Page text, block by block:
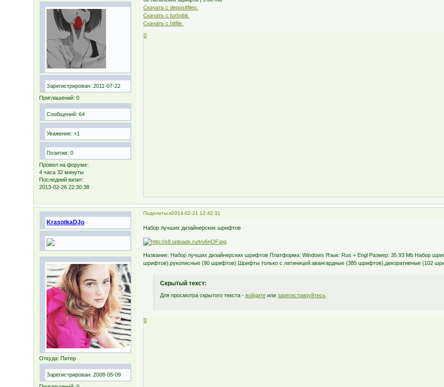
Зарегистрирован: 2011-07-22
Приглашений: 0
Сообщений: 64
Уважение: +1
Позитив: 0
Провел на форуме:
4 часа 32 минуты
Последний визит:
2013-02-26 22:30:38
Скачать с depositfiles.
Скачать с turbobit.
Скачать с hitfile.
0
Поделиться2014-02-21 12:42:31
KrasotkaDJo
Откуда: Питер
Зарегистрирован: 2008-05-09
Набор лучших дизайнерских шрифтов
Название: Набор лучших дизайнерских шрифтов Платформа: Windows Язык: Rus + Engl Размер: 35.93 Mb Набор
шрифтов),рукописные (90 шрифтов).Шрифты только с латиницей:авангардные (385 шрифтов),декоративные (102
Скрытый текст:
Для просмотра скрытого текста -войдите илизарегистрируйтесь
0